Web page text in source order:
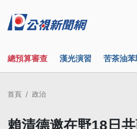
總預算審查 漢光演習 苦茶油
首頁 政治
賴清德邀在野18日